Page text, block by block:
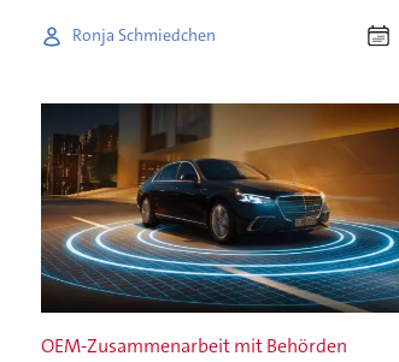
Ronja Schmiedchen
OEM-Zusammenarbeit mit Behörden